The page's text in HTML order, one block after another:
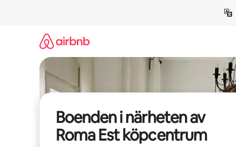
Boenden i närheten av
Roma Est köpcentrum